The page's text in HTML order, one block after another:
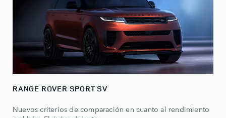
RANGE ROVER SPORT SV
Nuevos criterios de comparación en cuanto al rendimiento